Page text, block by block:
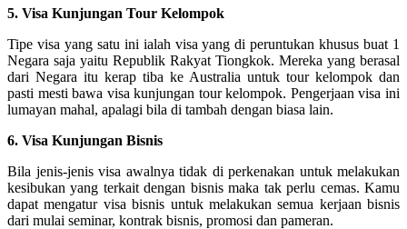
5. Visa Kunjungan Tour Kelompok
Tipe visa yang satu ini ialah visa yang di peruntukan khusus buat 1
Negara saja yaitu Republik Rakyat Tiongkok. Mereka yang berasal
dari Negara itu kerap tiba ke Australia untuk tour kelompok dan
pasti mesti bawa visa kunjungan tour kelompok. Pengerjaan visa ini
lumayan mahal, apalagi bila di tambah dengan biasa lain.
6. Visa Kunjungan Bisnis
Bila jenis-jenis visa awalnya tidak di perkenakan untuk melakukan
kesibukan yang terkait dengan bisnis maka tak perlu cemas. Kamu
dapat mengatur visa bisnis untuk melakukan semua kerjaan bisnis
dari mulai seminar, kontrak bisnis, promosi dan pameran.